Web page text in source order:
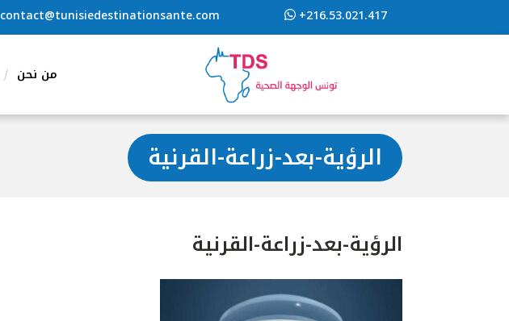
+216.53.021.417
contact@tunisiedestinationsante.com
من نحن
الرؤية-بعد-زراعة-القرنية
الرؤية-بعد-زراعة-القرنية